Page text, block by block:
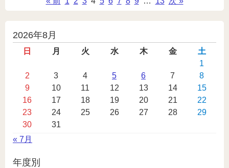
投
2026年8月
日 月 火 水 木 金
土
1
2
3 4 5 6 7
8
9
10 11 12 13 14
15
16
17 18 19 20 21
22
23
24 25 26 27 28
29
30
31
« 7月
年度別